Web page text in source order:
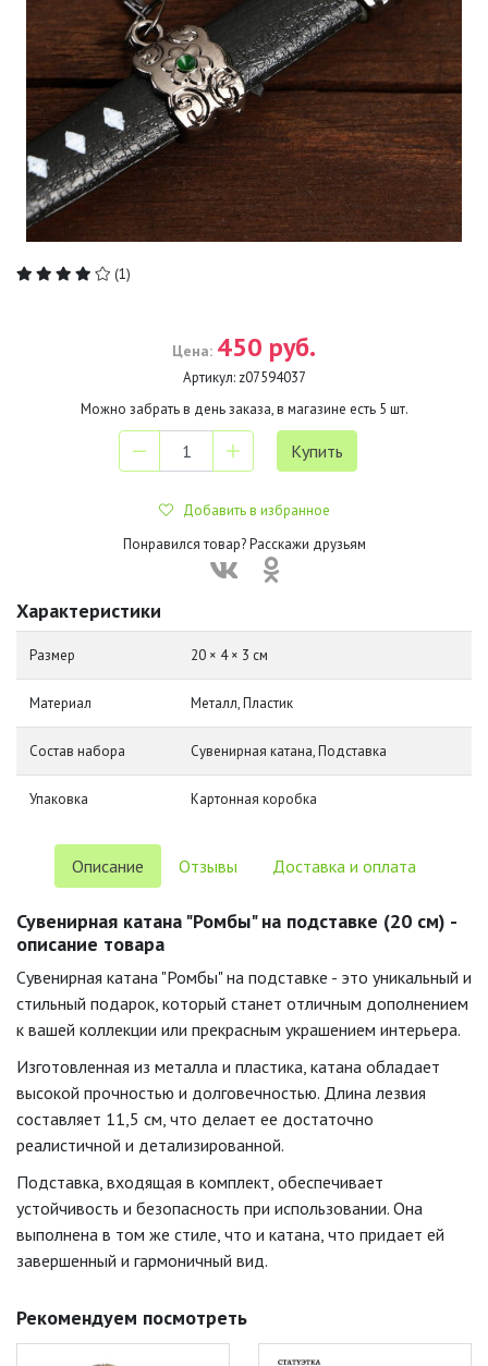
(1)
Цена: 450 руб.
Артикул: z07594037
Можно забрать в день заказа, в магазине есть 5 шт.
Добавить в избранное
Понравился товар? Расскажи друзьям
Характеристики
Размер 20 × 4 × 3 см
Материал Металл, Пластик
Состав набора Сувенирная катана, Подставка
Упаковка Картонная коробка
Описание Отзывы Доставка и оплата
Сувенирная катана "Ромбы" на подставке (20 см) -
описание товара
Сувенирная катана "Ромбы" на подставке - это уникальный и
стильный подарок, который станет отличным дополнением
к вашей коллекции или прекрасным украшением интерьера.
Изготовленная из металла и пластика, катана обладает
высокой прочностью и долговечностью. Длина лезвия
составляет 11,5 см, что делает ее достаточно
реалистичной и детализированной.
Подставка, входящая в комплект, обеспечивает
устойчивость и безопасность при использовании. Она
выполнена в том же стиле, что и катана, что придает ей
завершенный и гармоничный вид.
Рекомендуем посмотреть